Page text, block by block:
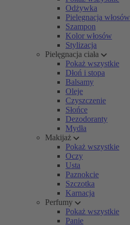
Odżywka
Pielęgnacja włosów
Szampon
Kolor włosów
Stylizacja
Pielęgnacja ciała
Pokaż wszystkie
Dłoń i stopa
Balsamy
Oleje
Czyszczenie
Słońce
Dezodoranty
Mydła
Makijaż
Pokaż wszystkie
Oczy
Usta
Paznokcie
Szczotka
Karnacja
Perfumy
Pokaż wszystkie
Panie